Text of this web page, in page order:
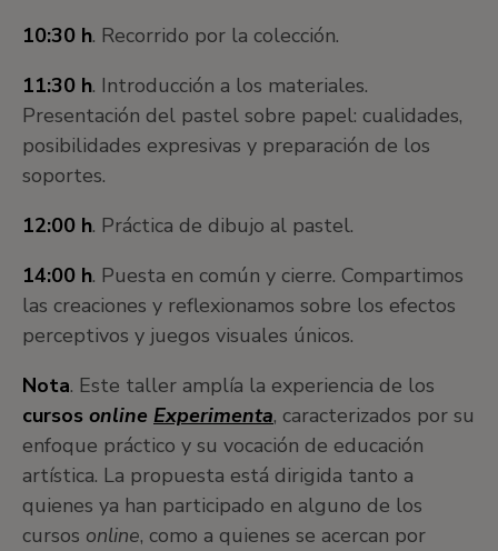
10:30 h. Recorrido por la colección.
11:30 h. Introducción a los materiales.
Presentación del pastel sobre papel: cualidades,
posibilidades expresivas y preparación de los
soportes.
12:00 h. Práctica de dibujo al pastel.
14:00 h. Puesta en común y cierre. Compartimos
las creaciones y reflexionamos sobre los efectos
perceptivos y juegos visuales únicos.
Nota. Este taller amplía la experiencia de los
cursos online Experimenta, caracterizados por su
enfoque práctico y su vocación de educación
artística. La propuesta está dirigida tanto a
quienes ya han participado en alguno de los
cursos online, como a quienes se acercan por